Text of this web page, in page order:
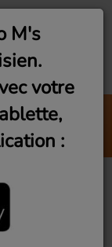
M's
votre
: